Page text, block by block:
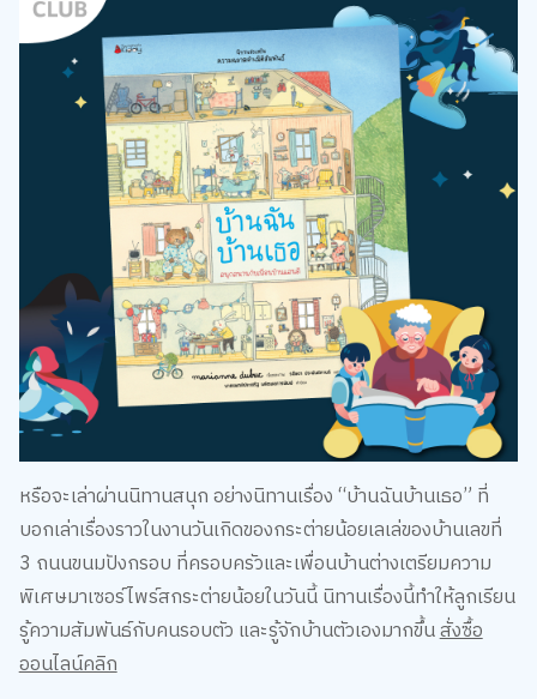
หรือจะเล่าผ่านนิทานสนุก อย่างนิทานเรื่อง “บ้านฉันบ้านเธอ” ที่
บอกเล่าเรื่องราวในงานวันเกิดของกระต่ายน้อยเลเล่ของบ้านเลขที่
3 ถนนขนมปังกรอบ ที่ครอบครัวและเพื่อนบ้านต่างเตรียมความ
พิเศษมาเซอร์ไพร์สกระต่ายน้อยในวันนี้ นิทานเรื่องนี้ทำให้ลูกเรียน
รู้ความสัมพันธ์กับคนรอบตัว และรู้จักบ้านตัวเองมากขึ้นสั่งซื้อ
ออนไลน์คลิก